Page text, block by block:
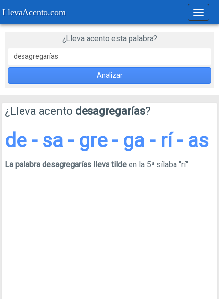
LlevaAcento.com
de
¿Lleva acento esta palabra?
Analizar
¿Lleva acento desagregarías?
de - sa - gre - ga - rí - as
La palabra desagregarías lleva tilde en la 5ª sílaba "rí"